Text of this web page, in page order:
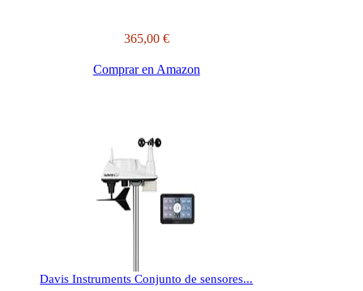
365,00 €
Comprar en Amazon
Davis Instruments Conjunto de sensores...